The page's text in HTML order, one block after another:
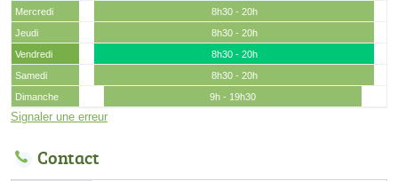
Mercredi
8h30 - 20h
Jeudi
8h30 - 20h
Vendredi
8h30 - 20h
Samedi
8h30 - 20h
Dimanche
9h - 19h30
Signaler une erreur
Contact